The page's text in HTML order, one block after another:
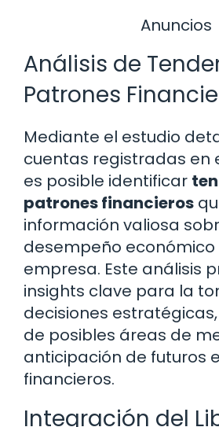
Anuncios
Análisis de
Patrones
Mediante el estudio
cuentas registradas en
es posible identificar
patrones financieros
información valiosa
desempeño económico
empresa. Este análisis
insights clave para la
decisiones
de posibles áreas de
anticipación de futuros
financieros.
Integración del